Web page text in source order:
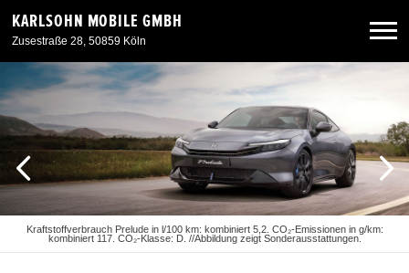
KARLSOHN MOBILE GMBH
Zusestraße 28, 50859 Köln
Neuwagen
Gebrauchtwagen
Angebote
Service & Zubehör
Kraftstoffverbrauch Prelude in l/100 km: kombiniert 5,2. CO₂-Emissionen in g/km:
kombiniert 117. CO₂-Klasse: D. //Abbildung zeigt Sonderausstattungen.